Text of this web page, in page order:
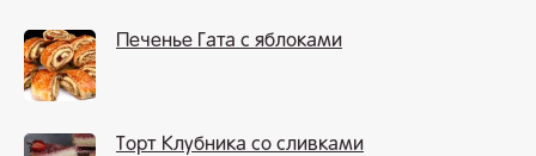
Печенье Гата с яблоками
Торт Клубника со сливками